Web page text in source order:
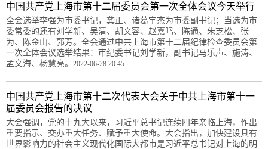
中国共产党上海市第十二届委员会第一次全体会议今天举行
全会选举李强为市委书记，龚正、诸葛宇杰为市委副书记；当选为市
委常委的还有刘学新、吴清、胡文容、赵嘉鸣、陈通、朱芝松、张
为、陈金山、郭芳。全会通过中共上海市第十二届纪律检查委员会第
一次全体会议选举结果：市纪委书记刘学新，副书记马乐声、施涛、
孟文海、杨慧亮。 2022-06-28 20:45
中国共产党上海市第十二次代表大会关于中共上海市第十一
届委员会报告的决议
大会强调，党的十九大以来，习近平总书记连续四年亲临上海，作出
重要指示、交办重大任务、赋予重大使命。大会指出，加快建设具有
世界影响力的社会主义现代化国际大都市是习近平总书记对上海的明